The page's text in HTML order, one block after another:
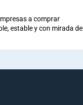
a comprar
estable y con mirada de